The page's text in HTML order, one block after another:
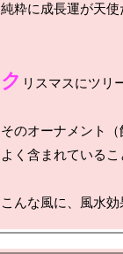
純粋に成長運が天使
ク リスマスにツリ
そのオーナメント
よく含まれているこ